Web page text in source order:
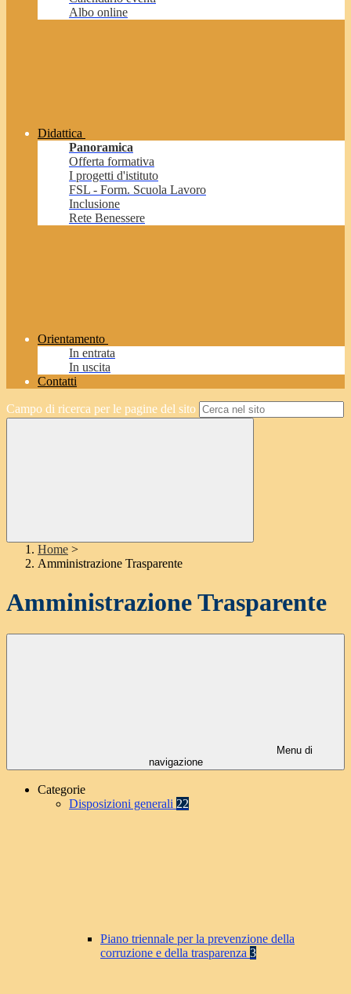
Albo online
Didattica
Panoramica
Offerta formativa
I progetti d'istituto
FSL - Form. Scuola Lavoro
Inclusione
Rete Benessere
Orientamento
In entrata
In uscita
Contatti
Campo di ricerca per le pagine del sito
Home >
Amministrazione Trasparente
Amministrazione Trasparente
Menu di
navigazione
Categorie
Disposizioni generali 22
Piano triennale per la prevenzione della
corruzione e della trasparenza 3